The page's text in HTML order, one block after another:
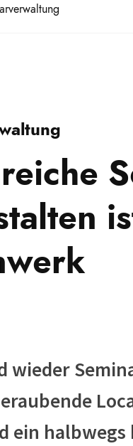
wieder
ein